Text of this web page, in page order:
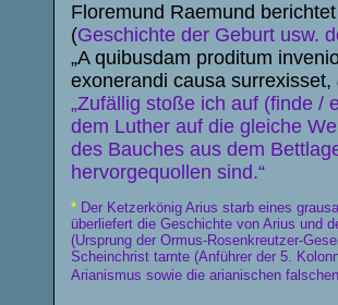
Floremund Raemund
(Geschichte der Geburt usw.
„A quibusdam proditum
exonerandi causa surrexisset,
„Zufällig stoße ich auf (finde /
dem Luther auf die gleiche
des Bauches aus dem
hervorgequollen sind.“
* Der Ketzerkönig Arius starb eines
überliefert die Geschichte von Arius und
(Ursprung der Ormus-Rosenkreutzer-
Scheinchrist tarnte (Anführer der 5.
Arianismus sowie die arianischen